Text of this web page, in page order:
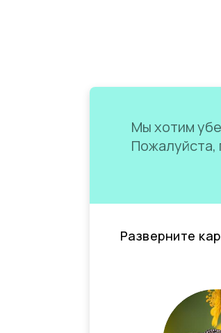
Мы хотим
Пожалуйста,
Разверните